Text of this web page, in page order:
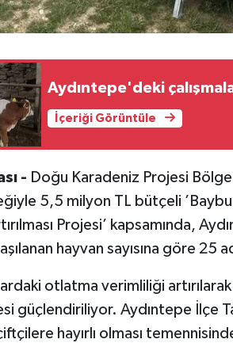
Aydıntepe'deki
İçeriği Görüntüle
- Doğu Karadeniz Projesi Bölge
5,5 milyon TL bütçeli
Projesi’ kapsamında,
hayvan sayısına göre 25
otlatma verimliliği
güçlendiriliyor. Aydıntepe İlçe
hayırlı olması